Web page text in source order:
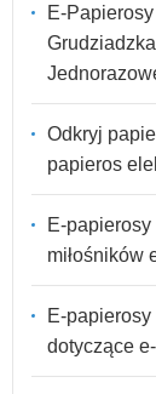
E-
Odkryj
papieros
E-
miłośników
E-
dotyczące